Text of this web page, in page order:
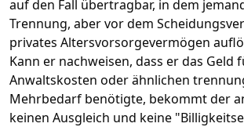
auf den Fall übertragbar, in dem
Trennung, aber vor dem
privates Altersvorsorgevermögen
Kann er nachweisen, dass er das Geld
Anwaltskosten oder ähnlichen
Mehrbedarf benötigte, bekommt der
keinen Ausgleich und keine